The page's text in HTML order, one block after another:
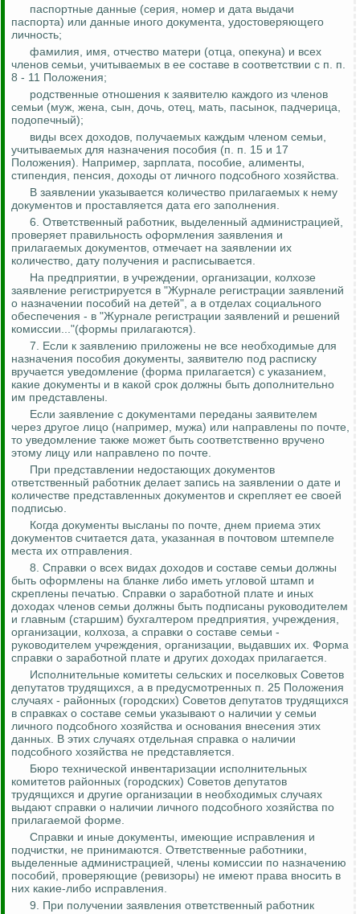
паспортные данные (серия, номер и дата выдачи
паспорта) или данные иного документа, удостоверяющего
личность;
фамилия, имя, отчество матери (отца, опекуна) и всех
членов семьи, учитываемых в ее составе в соответствии с п. п.
8 - 11 Положения;
родственные отношения к заявителю каждого из членов
семьи (муж, жена, сын, дочь, отец, мать, пасынок, падчерица,
подопечный);
виды всех доходов, получаемых каждым членом семьи,
учитываемых для назначения пособия (п. п. 15 и 17
Положения). Например, зарплата, пособие, алименты,
стипендия, пенсия, доходы от личного подсобного хозяйства.
В заявлении указывается количество прилагаемых к нему
документов и проставляется дата его заполнения.
6. Ответственный работник, выделенный администрацией,
проверяет правильность оформления заявления и
прилагаемых документов, отмечает на заявлении их
количество, дату получения и расписывается.
На предприятии, в учреждении, организации, колхозе
заявление регистрируется в "Журнале регистрации заявлений
о назначении пособий на детей", а в отделах социального
обеспечения - в "Журнале регистрации заявлений и решений
комиссии..."(формы прилагаются).
7. Если к заявлению приложены не все необходимые для
назначения пособия документы, заявителю под расписку
вручается уведомление (форма прилагается) с указанием,
какие документы и в какой срок должны быть дополнительно
им представлены.
Если заявление с документами переданы заявителем
через другое лицо (например, мужа) или направлены по почте,
то уведомление также может быть соответственно вручено
этому лицу или направлено по почте.
При представлении недостающих документов
ответственный работник делает запись на заявлении о дате и
количестве представленных документов и скрепляет ее своей
подписью.
Когда документы высланы по почте, днем приема этих
документов считается дата, указанная в почтовом штемпеле
места их отправления.
8. Справки о всех видах доходов и составе семьи должны
быть оформлены на бланке либо иметь угловой штамп и
скреплены печатью. Справки о заработной плате и иных
доходах членов семьи должны быть подписаны руководителем
и главным (старшим) бухгалтером предприятия, учреждения,
организации, колхоза, а справки о составе семьи -
руководителем учреждения, организации, выдавших их. Форма
справки о заработной плате и других доходах прилагается.
Исполнительные комитеты сельских и поселковых Советов
депутатов трудящихся, а в предусмотренных п. 25 Положения
случаях - районных (городских) Советов депутатов трудящихся
в справках о составе семьи указываюто наличии у семьи
личного подсобного хозяйства и основания внесения этих
данных. В этих случаях отдельная справка о наличии
подсобного хозяйства не представляется.
Бюро технической инвентаризации исполнительных
комитетов районных (городских) Советов депутатов
трудящихся и другие организации в необходимых случаях
выдают справки о наличии личного подсобного хозяйства по
прилагаемой форме.
Справки и иные документы, имеющие исправления и
подчистки, не принимаются. Ответственные работники,
выделенные администрацией, члены комиссии по назначению
пособий, проверяющие (ревизоры) не имеют права вносить в
них какие-либо исправления.
9. При получении заявления ответственный работник